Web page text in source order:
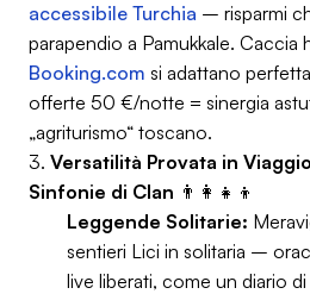
accessibile Turchia – risparmi
parapendio a Pamukkale. Caccia
Booking.com si adattano
offerte 50 €/notte = sinergia
„agriturismo“ toscano.
3. Versatilità Provata in
Sinfonie di Clan 👨‍👩‍👧‍👦
Leggende Solitarie:
sentieri Lici in solitaria –
live liberati, come un diario